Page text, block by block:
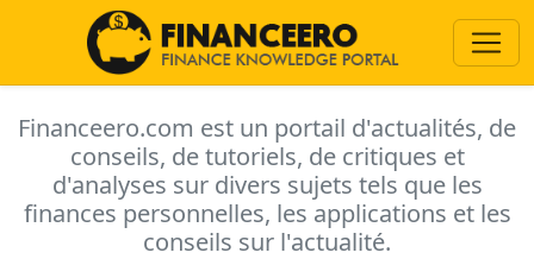
Financeero.com est un portail d'actualités, de
conseils, de tutoriels, de critiques et
d'analyses sur divers sujets tels que les
finances personnelles, les applications et les
conseils sur l'actualité.